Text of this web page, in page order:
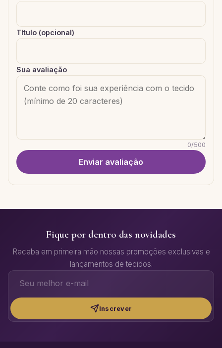
Título (opcional)
Sua avaliação
0/500
Enviar avaliação
Fique por dentro das novidades
Receba em primeira mão nossas promoções exclusivas e
lançamentos de tecidos.
Inscrever